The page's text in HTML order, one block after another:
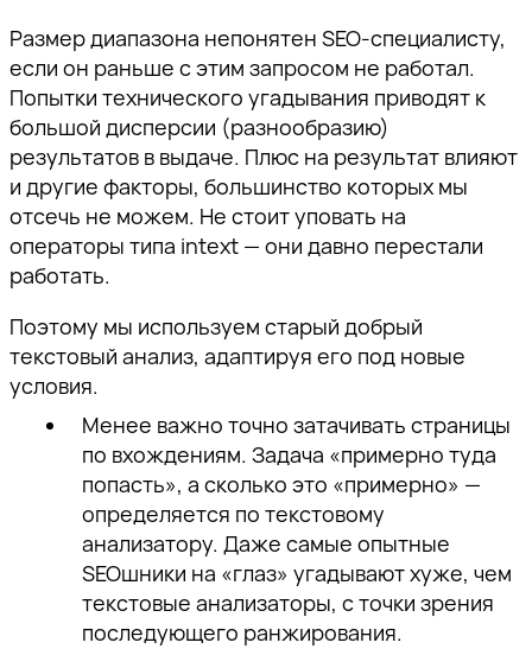
Размер диапазона непонятен SEO-специалисту,
если он раньше с этим запросом не работал.
Попытки технического угадывания приводят к
большой дисперсии (разнообразию)
результатов в выдаче. Плюс на результат влияют
и другие факторы, большинство которых мы
отсечь не можем. Не стоит уповать на
операторы типа intext — они давно перестали
работать.
Поэтому мы используем старый добрый
текстовый анализ, адаптируя его под новые
условия.
Менее важно точно затачивать страницы
по вхождениям. Задача «примерно туда
попасть», а сколько это «примерно» —
определяется по текстовому
анализатору. Даже самые опытные
SEOшники на «глаз» угадывают хуже, чем
текстовые анализаторы, с точки зрения
последующего ранжирования.